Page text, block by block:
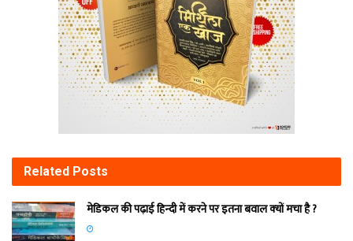
Related Posts
मेडिकल की पढ़ाई हिन्‍दी में करने पर इतना बवाल क्‍यों मचा है ?